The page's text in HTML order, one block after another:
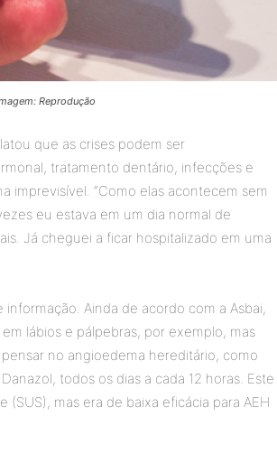
Reprodução
que as crises podem ser
tratamento dentário, infecções e
imprevisível. “Como elas acontecem sem
eu estava em um dia normal de
Já cheguei a ficar hospitalizado em uma
Ainda de acordo com a Asbai,
lábios e pálpebras, por exemplo, mas
no angioedema hereditário, como
todos os dias a cada 12 horas. Este
mas era de baixa eficácia para AEH